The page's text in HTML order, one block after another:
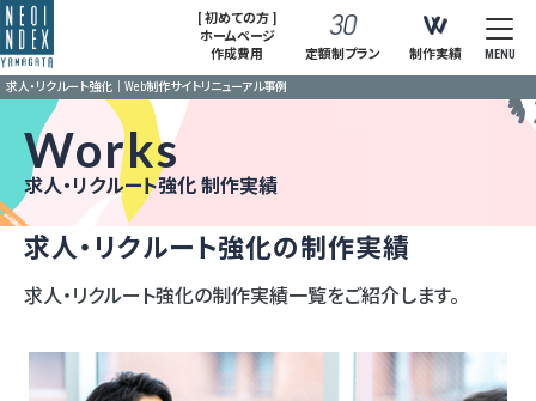
[ 初めての方 ]
ホームページ
作成費用
定額制プラン 制作実績 MENU
求人・リクルート強化｜Web制作サイトリニューアル事例
Works
求人・リクルート強化 制作実績
求人・リクルート強化の制作実績
求人・リクルート強化の制作実績一覧をご紹介します。